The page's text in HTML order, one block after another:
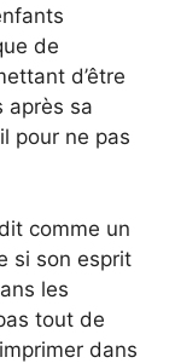
de
d’être
après sa
pour ne pas
comme un
si son esprit
les
tout de
dans